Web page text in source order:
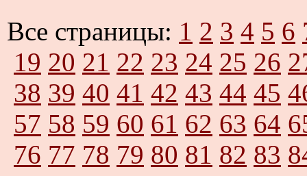
Все страницы: 1 2 3 4 5 6
19 20 21 22 23 24 25 26
38 39 40 41 42 43 44 45
57 58 59 60 61 62 63 64
76 77 78 79 80 81 82 83